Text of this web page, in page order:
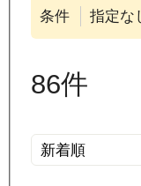
条件 指定な
86件